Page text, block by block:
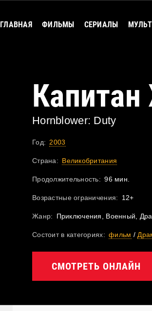
ГЛАВНАЯ ФИЛЬМЫ СЕРИАЛЫ
Капитан
Hornblower: Duty
Год: 2003
Страна: Великобритания
Продолжительность: 96 мин.
Возрастные ограничения: 12+
Жанр: Приключения, Военный,
Состоит в категориях: фильм /
СМОТРЕТЬ ОНЛАЙН